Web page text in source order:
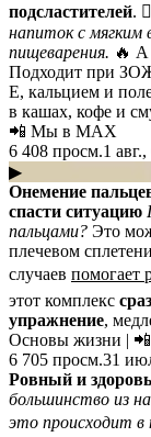
подсластителей.
напиток с мягким
пищеварения. 🔥 А
Подходит при
Е, кальцием и
в кашах, кофе и
📲 Мы в MAX
6 408 просм.1
▶
Онемение
спасти ситуацию
пальцами? Это
плечевом
случаев помогает
этот комплекс
упражнение,
Основы жизни |
6 705 просм.31
Ровный и
большинство из
это происходит в